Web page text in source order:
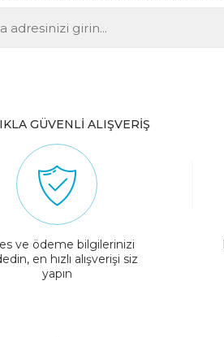
GÜVENLİ ALIŞVERİŞ
ve ödeme bilgilerinizi
en hızlı alışverişi siz
yapın